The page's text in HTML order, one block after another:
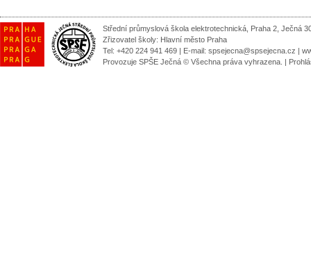
Střední průmyslová škola elektrotechnická, Praha 2, Ječná
Zřizovatel školy: Hlavní město Praha
Tel: +420 224 941 469 | E-mail: spsejecna@spsejecna.cz |
Provozuje SPŠE Ječná © Všechna práva vyhrazena. |